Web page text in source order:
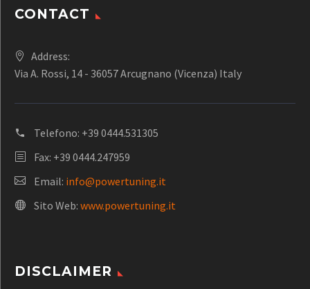
CONTACT
Address:
Via A. Rossi, 14 - 36057 Arcugnano (Vicenza) Italy
Telefono: +39 0444.531305
Fax: +39 0444.247959
Email: info@powertuning.it
Sito Web: www.powertuning.it
DISCLAIMER